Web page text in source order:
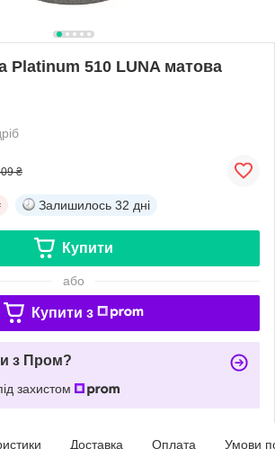
Platinum 510 LUNA матова
₴
Залишилось 32 дні
Купити
або
Купити з
з Пром?
захистом
Доставка Оплата Умови